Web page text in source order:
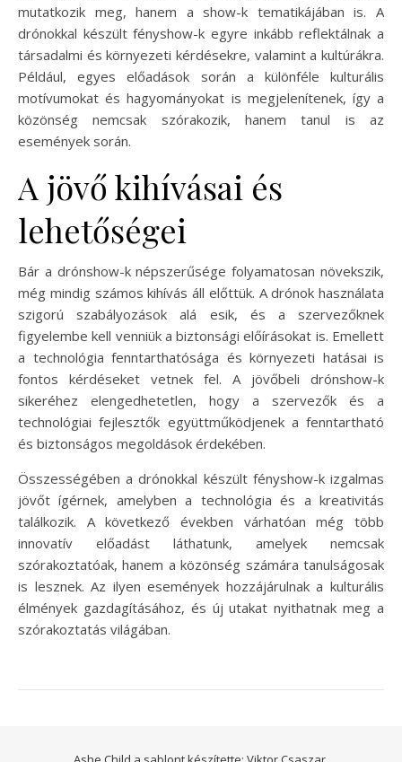
mutatkozik meg, hanem a show-k tematikájában is. A
drónokkal készült fényshow-k egyre inkább reflektálnak a
társadalmi és környezeti kérdésekre, valamint a kultúrákra.
Például, egyes előadások során a különféle kulturális
motívumokat és hagyományokat is megjelenítenek, így a
közönség nemcsak szórakozik, hanem tanul is az
események során.
A jövő kihívásai és
lehetőségei
Bár a drónshow-k népszerűsége folyamatosan növekszik,
még mindig számos kihívás áll előttük. A drónok használata
szigorú szabályozások alá esik, és a szervezőknek
figyelembe kell venniük a biztonsági előírásokat is. Emellett
a technológia fenntarthatósága és környezeti hatásai is
fontos kérdéseket vetnek fel. A jövőbeli drónshow-k
sikeréhez elengedhetetlen, hogy a szervezők és a
technológiai fejlesztők együttműködjenek a fenntartható
és biztonságos megoldások érdekében.
Összességében a drónokkal készült fényshow-k izgalmas
jövőt ígérnek, amelyben a technológia és a kreativitás
találkozik. A következő években várhatóan még több
innovatív előadást láthatunk, amelyek nemcsak
szórakoztatóak, hanem a közönség számára tanulságosak
is lesznek. Az ilyen események hozzájárulnak a kulturális
élmények gazdagításához, és új utakat nyithatnak meg a
szórakoztatás világában.